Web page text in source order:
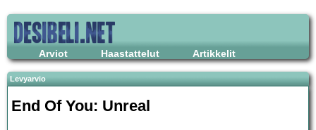
Arviot Haastattelut Artikkelit
Levyarvio
End Of You: Unreal